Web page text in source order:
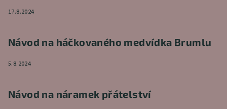
17.8.2024
Návod na háčkovaného medvídka Brumlu
5.8.2024
Návod na náramek přátelství